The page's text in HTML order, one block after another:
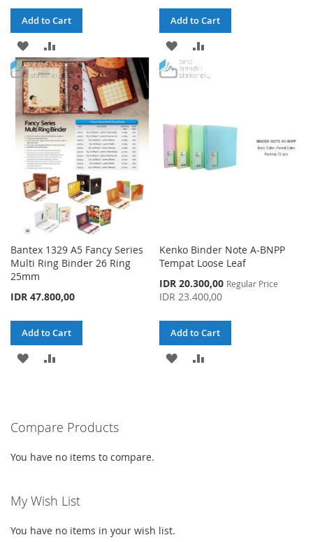
Add to Cart
ADD
TO
WISH
LIST
TO
COMPARE
Add to Cart
ADD
TO
Bantex 1329 A5 Fancy Series
Multi Ring Binder 26 Ring
25mm
IDR 47.800,00
Add to Cart
ADD
LIST
Kenko Binder Note A-BNPP
Tempat Loose Leaf
Special
Price
IDR 20.300,00 Regular Price
IDR 23.400,00
Add to Cart
ADD
Compare Products
You have no items to compare.
My Wish List
You have no items in your wish list.